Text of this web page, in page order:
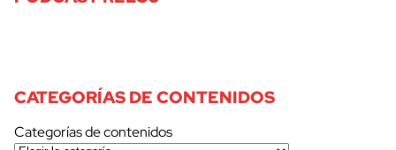
CATEGORÍAS DE CONTENIDOS
Categorías de contenidos